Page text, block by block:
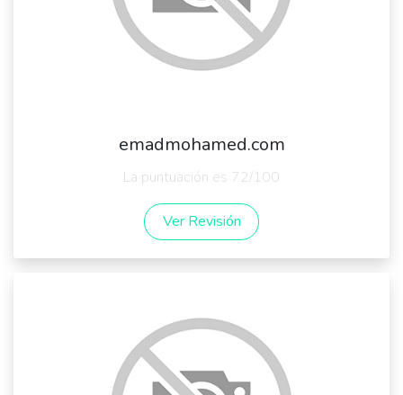
emadmohamed.com
La puntuación es 72/100
Ver Revisión